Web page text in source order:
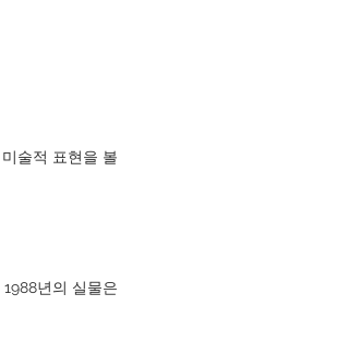
술적 표현을 볼
년의 실물은